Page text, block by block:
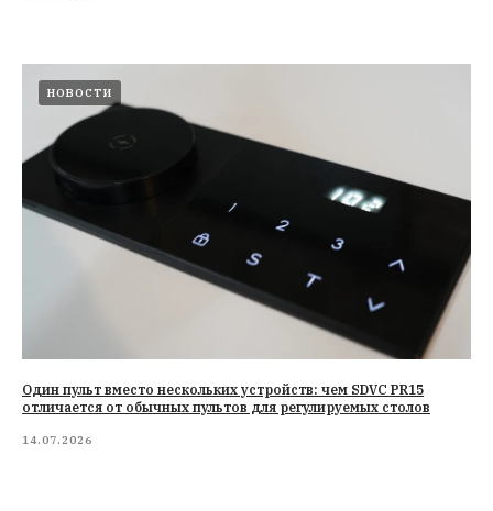
НОВОСТИ
Один пульт вместо нескольких устройств: чем SDVC PR15
отличается от обычных пультов для регулируемых столов
14.07.2026